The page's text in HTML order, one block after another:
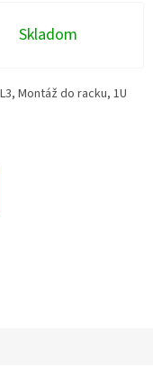
Skladom
Montáž do racku, 1U